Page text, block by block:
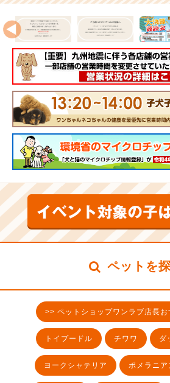
ペットを
>> ペットショップワンラブ店長
トイプードル チワワ ダ
ヨークシャテリア ポメラニア